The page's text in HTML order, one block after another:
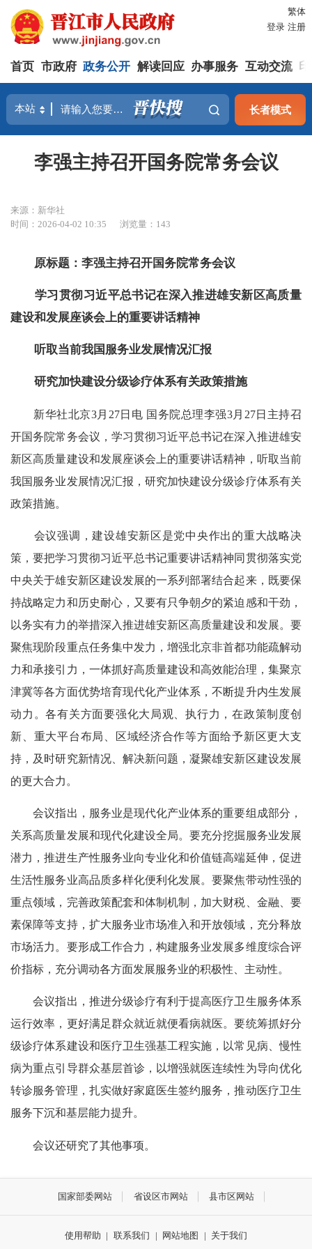
繁体
登录 注册
首页 市政府 政务公开 解读回应 办事服务 互动交流
长者模式
李强主持召开国务院常务会议
来源：新华社
时间：2026-04-02 10:35
浏览量： 143
原标题：李强主持召开国务院常务会议
学习贯彻习近平总书记在深入推进雄安新区高质量
建设和发展座谈会上的重要讲话精神
听取当前我国服务业发展情况汇报
研究加快建设分级诊疗体系有关政策措施
新华社北京3月27日电 国务院总理李强3月27日主持召
开国务院常务会议，学习贯彻习近平总书记在深入推进雄安
新区高质量建设和发展座谈会上的重要讲话精神，听取当前
我国服务业发展情况汇报，研究加快建设分级诊疗体系有关
政策措施。
会议强调，建设雄安新区是党中央作出的重大战略决
策，要把学习贯彻习近平总书记重要讲话精神同贯彻落实党
中央关于雄安新区建设发展的一系列部署结合起来，既要保
持战略定力和历史耐心，又要有只争朝夕的紧迫感和干劲，
以务实有力的举措深入推进雄安新区高质量建设和发展。要
聚焦现阶段重点任务集中发力，增强北京非首都功能疏解动
力和承接引力，一体抓好高质量建设和高效能治理，集聚京
津冀等各方面优势培育现代化产业体系，不断提升内生发展
动力。各有关方面要强化大局观、执行力，在政策制度创
新、重大平台布局、区域经济合作等方面给予新区更大支
持，及时研究新情况、解决新问题，凝聚雄安新区建设发展
的更大合力。
会议指出，服务业是现代化产业体系的重要组成部分，
关系高质量发展和现代化建设全局。要充分挖掘服务业发展
潜力，推进生产性服务业向专业化和价值链高端延伸，促进
生活性服务业高品质多样化便利化发展。要聚焦带动性强的
重点领域，完善政策配套和体制机制，加大财税、金融、要
素保障等支持，扩大服务业市场准入和开放领域，充分释放
市场活力。要形成工作合力，构建服务业发展多维度综合评
价指标，充分调动各方面发展服务业的积极性、主动性。
会议指出，推进分级诊疗有利于提高医疗卫生服务体系
运行效率，更好满足群众就近就便看病就医。要统筹抓好分
级诊疗体系建设和医疗卫生强基工程实施，以常见病、慢性
病为重点引导群众基层首诊，以增强就医连续性为导向优化
转诊服务管理，扎实做好家庭医生签约服务，推动医疗卫生
服务下沉和基层能力提升。
会议还研究了其他事项。
国家部委网站 省设区市网站 县市区网站
使用帮助 | 联系我们 | 网站地图 | 关于我们